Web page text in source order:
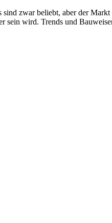
zwar beliebt, aber der
wird. Trends und